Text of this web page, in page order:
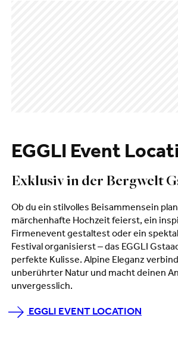
EGGLI Event
Exklusiv in der Bergwelt
Ob du ein stilvolles Beisammensein
märchenhafte Hochzeit feierst, ein
Firmenevent gestaltest oder ein
Festival organisierst – das EGGLI
perfekte Kulisse. Alpine Eleganz
unberührter Natur und macht deinen
unvergesslich.
EGGLI EVENT LOCATION